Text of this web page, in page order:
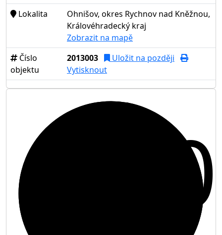
Lokalita
Ohnišov, okres Rychnov nad Kněžnou,
Královéhradecký kraj
Zobrazit na mapě
Číslo
objektu
2013003
Uložit na později
Vytisknout
10